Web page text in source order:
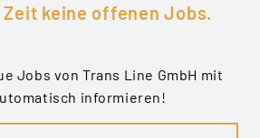
Zeit keine offenen Jobs.
Jobs von Trans Line GmbH mit
informieren!